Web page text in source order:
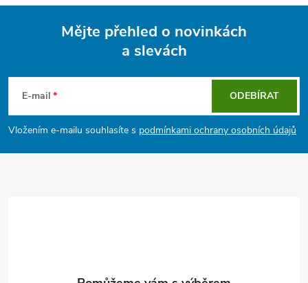
v
p
i
p
a
Mějte přehled o novinkách
a slevách
E-mail
Vložením e-mailu souhlasíte s podmínkami ochrany osobních údajů
ODEBÍRAT